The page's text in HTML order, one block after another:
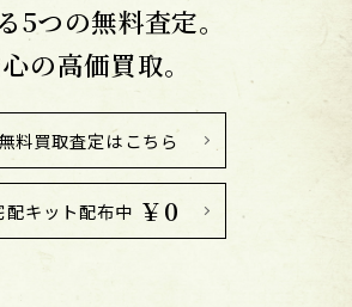
5つの無料査定。
の高価買取。
無料買取査定はこちら
配キット配布中 ￥0